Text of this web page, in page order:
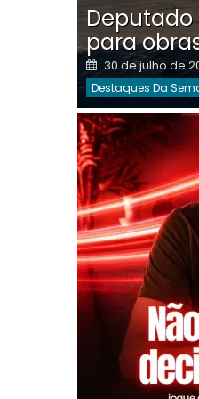
Deputado
para
Posted
on
30 de julho de
Destaques Da